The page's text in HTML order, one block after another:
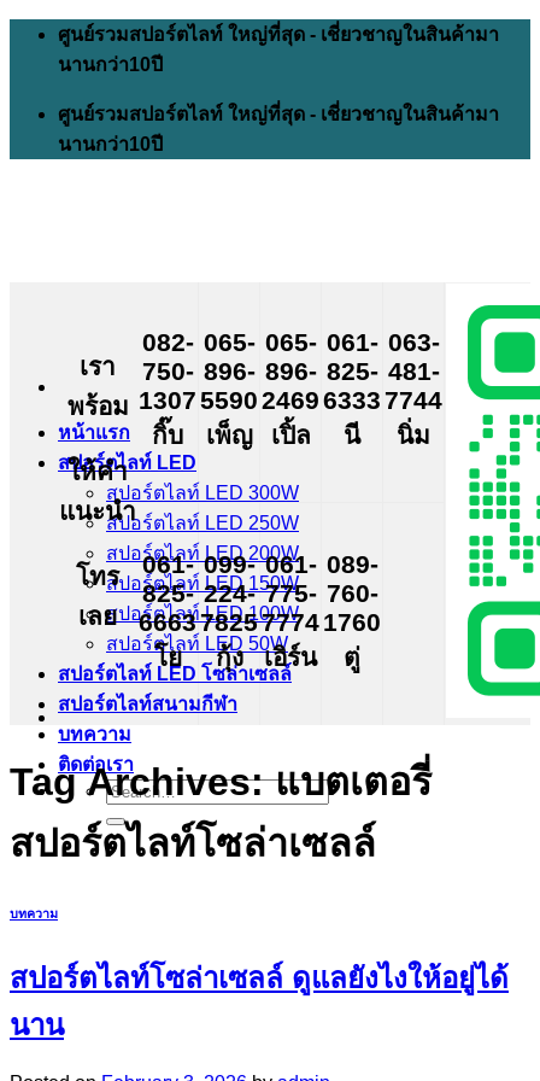
Skip
content
ศูนย์รวมสปอร์ตไลท์ ใหญ่ที่สุด - เชี่ยวชาญในสินค้ามา
นานกว่า10ปี
ศูนย์รวมสปอร์ตไลท์ ใหญ่ที่สุด - เชี่ยวชาญในสินค้ามา
นานกว่า10ปี
หน้าแรก
สปอร์ตไลท์ LED
สปอร์ตไลท์ LED 300W
สปอร์ตไลท์ LED 250W
สปอร์ตไลท์ LED 200W
สปอร์ตไลท์ LED 150W
สปอร์ตไลท์ LED 100W
สปอร์ตไลท์ LED 50W
สปอร์ตไลท์ LED โซล่าเซลล์
สปอร์ตไลท์สนามกีฬา
บทความ
ติดต่อเรา
Search
for:
เรา
พร้อม
ให้คำ
แนะนำ
โทร
เลย
082-
750-
1307
กิ๊บ
065-
896-
5590
เพ็ญ
065-
896-
2469
เปิ้ล
061-
825-
6333
นี
063-
481-
7744
นิ่ม
061-
825-
6663
โย
099-
224-
7825
กุ้ง
061-
775-
7774
เอิร์น
089-
760-
1760
ตู่
Tag Archives:แบตเตอรี่
สปอร์ตไลท์โซล่าเซลล์
บทความ
สปอร์ตไลท์โซล่าเซลล์ ดูแลยังไงให้อยู่ได้
นาน